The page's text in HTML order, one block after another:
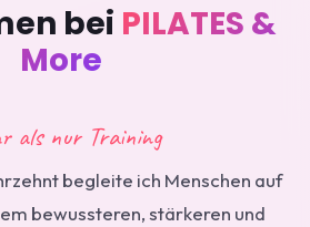
bei PILATES &
More
als nur Training
begleite ich Menschen auf
bewussteren, stärkeren und